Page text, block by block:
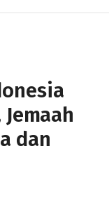
dan